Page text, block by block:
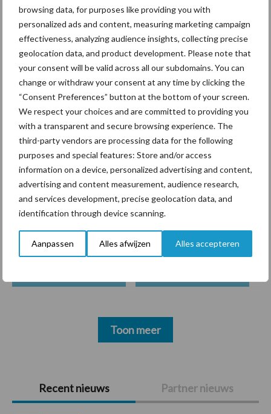
browsing data, for purposes like providing you with
personalized ads and content, measuring marketing campaign
effectiveness, analyzing audience insights, collecting precise
geolocation data, and product development. Please note that
your consent will be valid across all our subdomains. You can
change or withdraw your consent at any time by clicking the
“Consent Preferences” button at the bottom of your screen.
We respect your choices and are committed to providing you
with a transparent and secure browsing experience. The
third-party vendors are processing data for the following
purposes and special features: Store and/or access
information on a device, personalized advertising and content,
advertising and content measurement, audience research,
and services development, precise geolocation data, and
identification through device scanning.
Aanpassen Alles afwijzen Alles accepteren
Primaire
Sidebar
Recent nieuws Partner nieuws
Jaarverslag 2025 Royal A-
ware: omzet groeit,
nettoresultaat daalt
Themapagina's
Diergezondheid Bemesting Fokkerij
Beregening Bijproducten
Toon meer